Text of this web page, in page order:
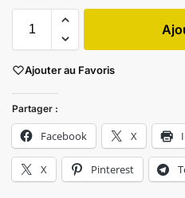
Ajouter au Favoris
Partager :
Facebook X
X Pinterest